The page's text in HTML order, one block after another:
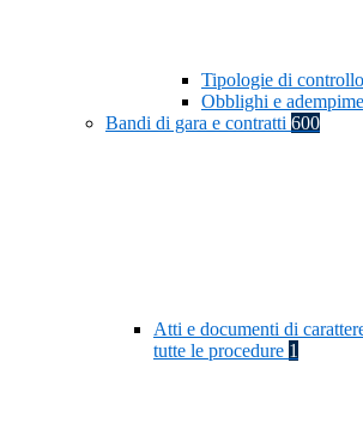
Tipologie di controllo
Obblighi e
Bandi di gara e contratti 600
Atti e documenti di
tutte le procedure 1